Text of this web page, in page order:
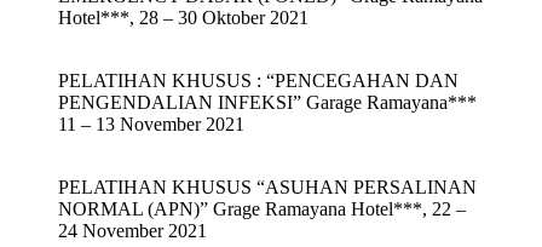
Hotel***, 28 – 30 Oktober 2021
PELATIHAN KHUSUS : “PENCEGAHAN DAN
PENGENDALIAN INFEKSI” Garage Ramayana***
11 – 13 November 2021
PELATIHAN KHUSUS “ASUHAN PERSALINAN
NORMAL (APN)” Grage Ramayana Hotel***, 22 –
24 November 2021